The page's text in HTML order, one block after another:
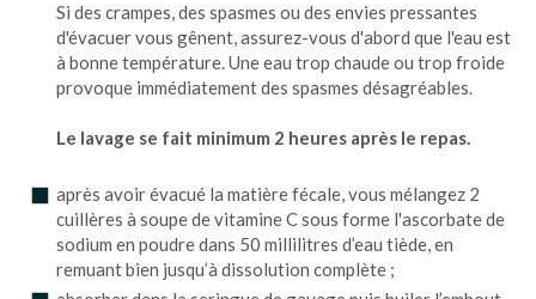
Si des crampes, des spasmes ou des envies pressantes
d'évacuer vous gênent, assurez-vous d'abord que l'eau est
à bonne température. Une eau trop chaude ou trop froide
provoque immédiatement des spasmes désagréables.
Le lavage se fait minimum 2 heures après le repas.
après avoir évacué la matière fécale, vous mélangez 2
cuillères à soupe de vitamine C sous forme l'ascorbate de
sodium en poudre dans 50 millilitres d’eau tiède, en
remuant bien jusqu’à dissolution complète ;